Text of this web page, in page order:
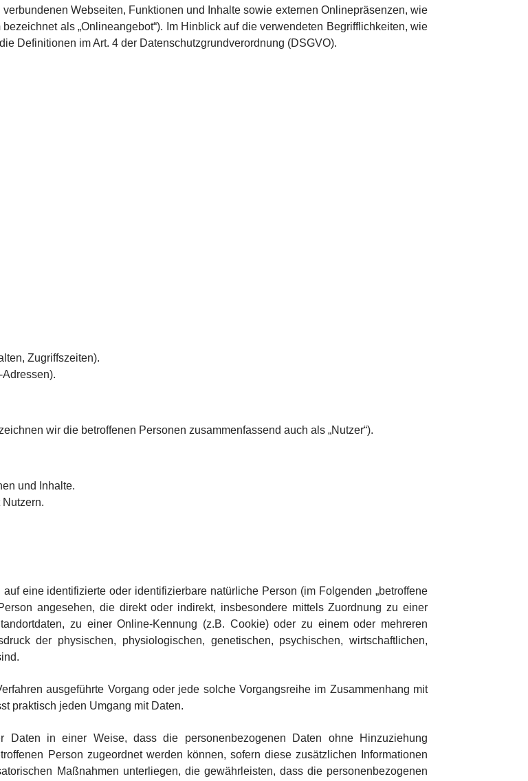
Webseiten, Funktionen und Inhalte sowie externen Onlinepräsenzen, wie
als „Onlineangebot“). Im Hinblick auf die verwendeten Begrifflichkeiten, wie
Definitionen im Art. 4 der Datenschutzgrundverordnung (DSGVO).
Zugriffszeiten).
wir die betroffenen Personen zusammenfassend auch als „Nutzer“).
und Inhalte.
eine identifizierte oder identifizierbare natürliche Person (im Folgenden „betroffene
angesehen, die direkt oder indirekt, insbesondere mittels Zuordnung zu einer
zu einer Online-Kennung (z.B. Cookie) oder zu einem oder mehreren
der physischen, physiologischen, genetischen, psychischen, wirtschaftlichen,
ausgeführte Vorgang oder jede solche Vorgangsreihe im Zusammenhang mit
praktisch jeden Umgang mit Daten.
Daten in einer Weise, dass die personenbezogenen Daten ohne Hinzuziehung
Person zugeordnet werden können, sofern diese zusätzlichen Informationen
Maßnahmen unterliegen, die gewährleisten, dass die personenbezogenen